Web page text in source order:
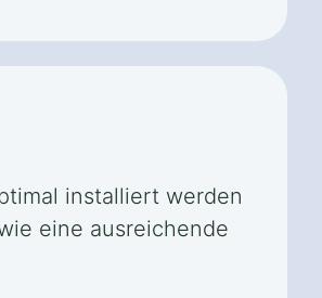
installiert werden
eine ausreichende